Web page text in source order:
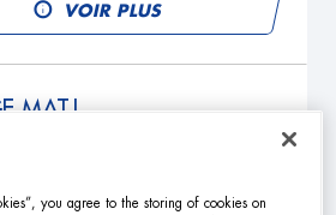
VOIR PLUS
MATJ
SUR REYSSOUZE
you agree to the storing of cookies on